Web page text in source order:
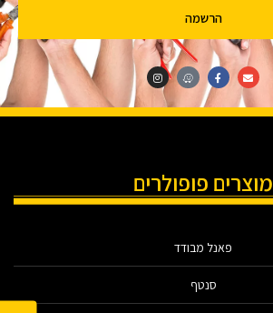
הרשמה
מוצרים פופולרים
פאנל מבודד
סנטף